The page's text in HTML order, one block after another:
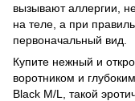
вызывают аллергии,
на теле, а при
первоначальный вид.
Купите нежный и
воротником и
Black M/L, такой